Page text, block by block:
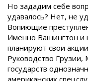
Но зададим себе
удавалось? Нет, не
Вопиющие
Именно Вашингтон и
планируют свои
Руководство
государств
американских